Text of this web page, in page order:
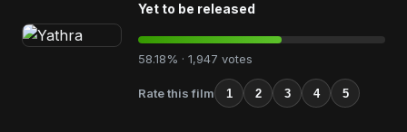
Yet to be released
58.18% · 1,947 votes
Rate this film 1 2 3 4 5